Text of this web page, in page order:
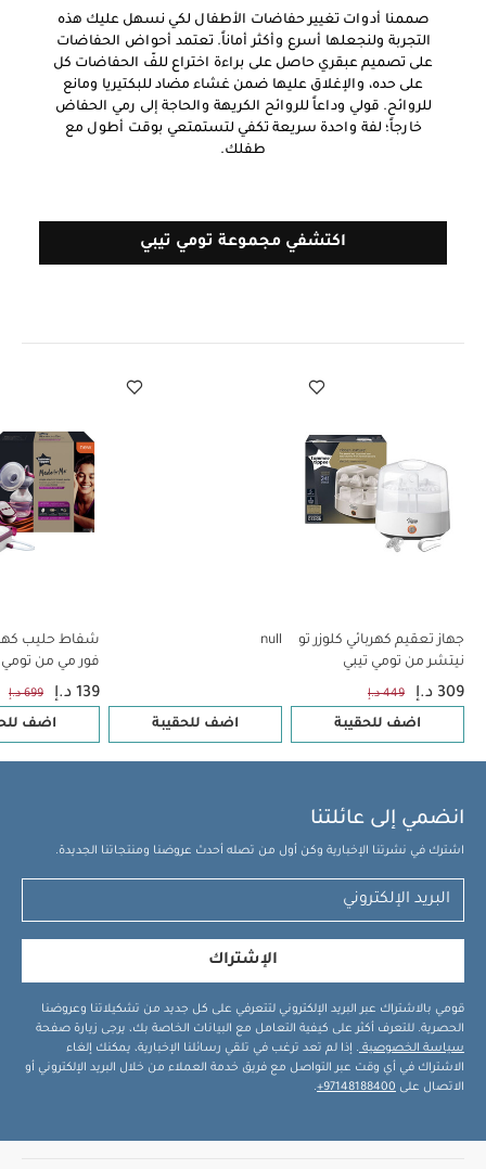
صممنا أدوات تغيير حفاضات الأطفال لكي نسهل عليك هذه
التجربة ولنجعلها أسرع وأكثر أماناً. تعتمد أحواض الحفاضات
على تصميم عبقري حاصل على براءة اختراع للفّ الحفاضات كل
على حده، والإغلاق عليها ضمن غشاء مضاد للبكتيريا ومانع
للروائح. قولي وداعاً للروائح الكريهة والحاجة إلى رمي الحفاض
خارجاً؛ لفة واحدة سريعة تكفي لتستمتعي بوقت أطول مع
طفلك.
اكتشفي مجموعة تومي تيبي
جهاز تعقيم كهربائي كلوزر تو
نيتشر من تومي تيبي
309 د.إ 449 د.إ
اضف للحقيبة
null
اضف للحقيبة
شفاط حليب
فور مي من تومي
139 د.إ 699 د.إ
اضف
انضمي إلى عائلتنا
اشترك في نشرتنا الإخبارية وكن أول من تصله أحدث عروضنا ومنتجاتنا الجديدة.
الإشتراك
قومي بالاشتراك عبر البريد الإلكتروني لتتعرفي على كل جديد من تشكيلاتنا وعروضنا
الحصرية. للتعرف أكثر على كيفية التعامل مع البيانات الخاصة بك، يرجى زيارة صفحة
سياسة الخصوصية . إذا لم تعد ترغب في تلقي رسائلنا الإخبارية، يمكنك إلغاء
الاشتراك في أي وقت عبر التواصل مع فريق خدمة العملاء من خلال البريد الإلكتروني أو
الاتصال على 97148188400+
.